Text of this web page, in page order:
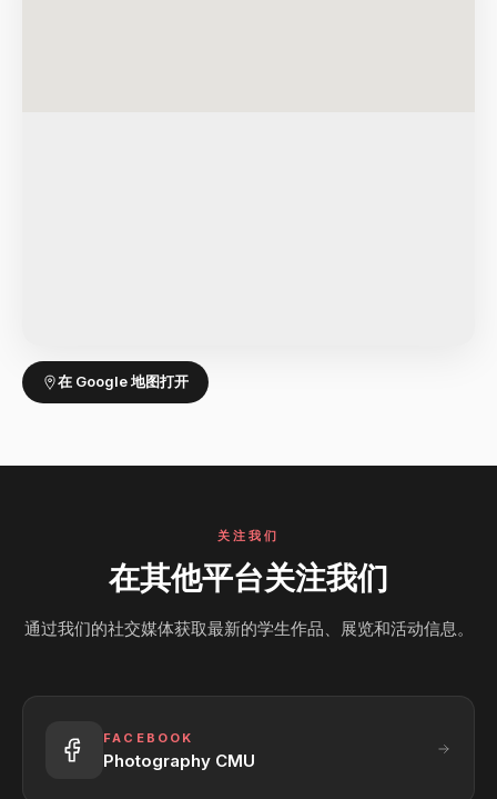
在 Google 地图打开
关注我们
在其他平台关注我们
通过我们的社交媒体获取最新的学生作品、展览和活动信息。
FACEBOOK
Photography CMU